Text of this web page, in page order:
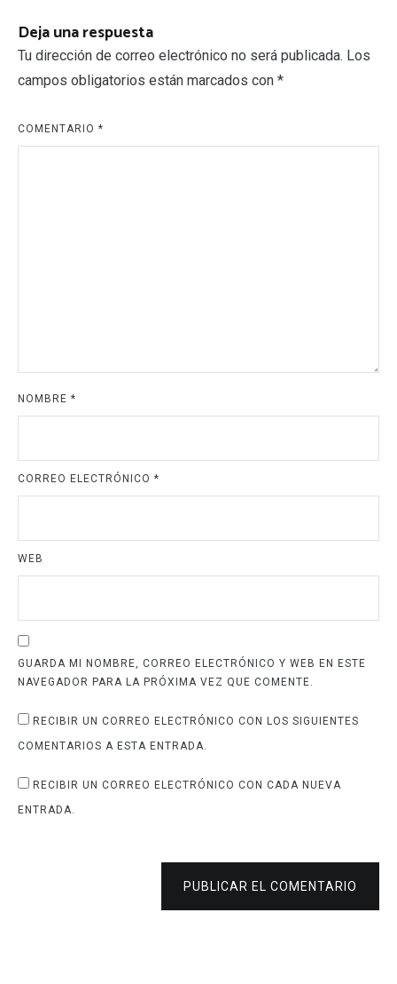
Deja una respuesta
Tu dirección de correo electrónico no será publicada. Los
campos obligatorios están marcados con *
COMENTARIO *
NOMBRE *
CORREO ELECTRÓNICO *
WEB
GUARDA MI NOMBRE, CORREO ELECTRÓNICO Y WEB EN ESTE
NAVEGADOR PARA LA PRÓXIMA VEZ QUE COMENTE.
RECIBIR UN CORREO ELECTRÓNICO CON LOS SIGUIENTES
COMENTARIOS A ESTA ENTRADA.
RECIBIR UN CORREO ELECTRÓNICO CON CADA NUEVA
ENTRADA.
PUBLICAR EL COMENTARIO